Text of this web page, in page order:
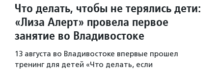
Что делать, чтобы не терялись дети:
«Лиза Алерт» провела первое
занятие во Владивостоке
13 августа во Владивостоке впервые прошел
тренинг для детей «Что делать, если